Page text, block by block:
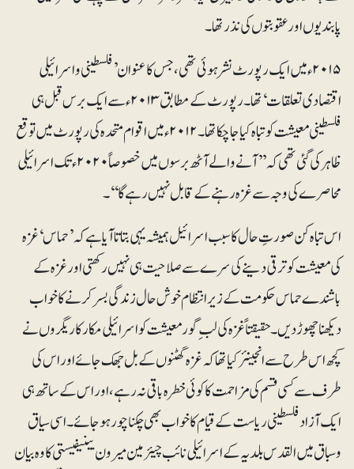
پابندیوں اور عقوبتوں کی نذر تھا ۔
۲۰۱۵ءمیں ایک رپورٹ نشر ہوئی تھی، جس کا عنوان ’فلسطینی و اسرائیلی
اقتصادی تعلقات‘ تھا۔ رپورٹ کے مطابق ۲۰۱۳ء سے ایک برس قبل ہی
فلسطینی معیشت کو تباہ کیا جا چکا تھا۔۲۰۱۲ء میں اقوام متحدہ کی رپورٹ میں توقع
ظاہر کی گئی تھی کہ ’’آنے والے آٹھ برسوں میں خصوصاً ۲۰۲۰ء تک اسرائیلی
محاصرے کی وجہ سے غزہ رہنے کے قابل نہیں رہے گا ‘‘۔
اس تباہ کن صورتِ حال کا سبب اسرائیل ہمیشہ یہی بتاتاآیا ہے کہ ’حماس‘ غزہ
کی معیشت کو ترقی دینے کی سرے سے صلاحیت ہی نہیں رکھتی اور غزہ کے
باشندے حماس حکومت کے زیرانتظام خوش حال زندگی بسر کرنے کا خواب
دیکھنا چھوڑ دیں۔ حقیقتاً غزہ کی لب ِگور معیشت کو اسرائیلی مکار کاریگروں نے
کچھ اس طرح سے انجینئر کیا تھا کہ غزہ گھٹنوں کے بل جھک جائے اور اس کی
طرف سے کسی قسم کی مزاحمت کا کوئی خطرہ باقی نہ رہے، اور اس کے ساتھ ہی
ایک آزاد فلسطینی ریاست کے قیام کا خواب بھی چکنا چور ہوجائے۔ اسی سیاق
وسباق میں القدس بلدیہ کے اسرائیلی نائب چیئرمین میرون بینیفیستی کا وہ بیان